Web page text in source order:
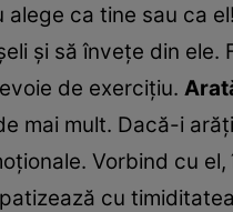
alege ca tine sau ca
şi să înveţe din
de exerciţiu.
mai mult. Dacă-i
Vorbind cu
cu